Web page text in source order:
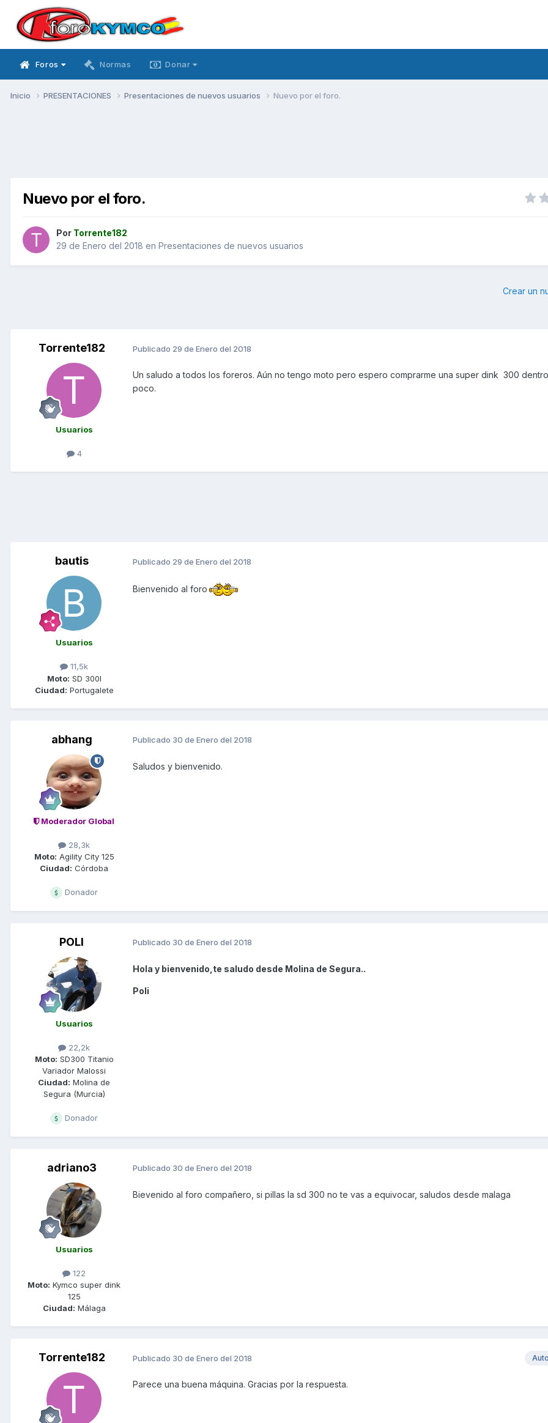
Foros Normas Donar
Inicio PRESENTACIONES Presentaciones de nuevos usuarios Nuevo por el foro.
Nuevo por el foro.
Por Torrente182
29 de Enero del 2018 en Presentaciones de nuevos usuarios
Crear un
Torrente182
Usuarios
4
Publicado 29 de Enero del 2018
Un saludo a todos los foreros. Aún no tengo moto pero espero comprarme una super dink 300
poco.
bautis
Usuarios
11,5k
Moto: SD 300I
Ciudad: Portugalete
Publicado 29 de Enero del 2018
Bienvenido al foro
abhang
Moderador Global
28,3k
Moto: Agility City 125
Ciudad: Córdoba
Donador
Publicado 30 de Enero del 2018
Saludos y bienvenido.
POLI
Usuarios
22,2k
Moto: SD300 Titanio
Variador Malossi
Ciudad: Molina de
Segura (Murcia)
Donador
Publicado 30 de Enero del 2018
Hola y bienvenido,te saludo desde Molina de Segura..
Poli
adriano3
Usuarios
122
Moto: Kymco super dink
125
Ciudad: Málaga
Publicado 30 de Enero del 2018
Bievenido al foro compañero, si pillas la sd 300 no te vas a equivocar, saludos desde malaga
Torrente182 Publicado 30 de Enero del 2018
Parece una buena máquina. Gracias por la respuesta.